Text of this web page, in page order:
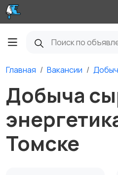
Главная Вакансии
Добыча
Томске